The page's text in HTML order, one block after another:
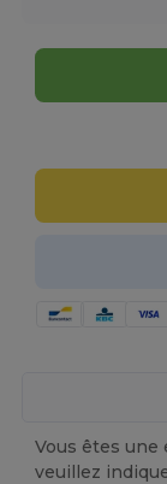
Vous êtes
veuillez